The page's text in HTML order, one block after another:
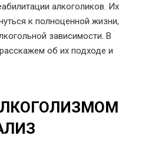
алкоголиков. Их
к полноценной жизни,
зависимости. В
об их подходе и